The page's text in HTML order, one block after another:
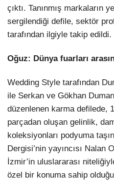
çıktı. Tanınmış markaların
sergilendiği defile, sektör
tarafından ilgiyle takip edildi.
Oğuz: Dünya fuarları
Wedding Style tarafından
ile Serkan ve Gökhan
düzenlenen karma defilede,
parçadan oluşan gelinlik,
koleksiyonları podyuma
Dergisi’nin yayıncısı Nalan
İzmir’in uluslararası
özel bir konuma sahip